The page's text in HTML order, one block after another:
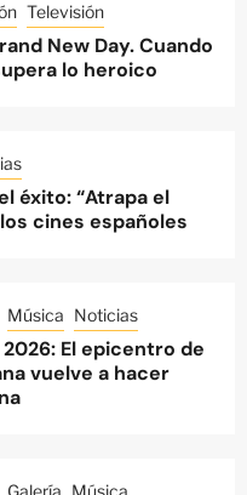
Televisión
New Day. Cuando
lo heroico
éxito: “Atrapa el
cines españoles
Música Noticias
El epicentro de
vuelve a hacer
Galería Música